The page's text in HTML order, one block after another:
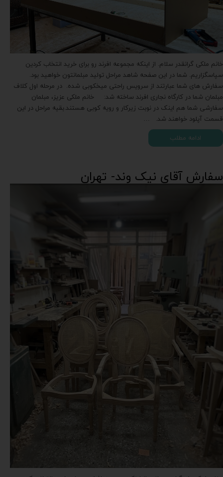
خانم ملکی گرانقدر سلام. از اینکه مجموعه افرند رو برای خرید انتخاب کردین
سپاسگزاریم. شما در این صفحه شاهد مراحل تولید مبلمانتون خواهید بود.
سفارش های شما عبارتند از سرویس راحتی میخکوبی شده. در مرحله اول کلاف
مبلمان شما در کارگاه نجاری افرند ساخته شد: خانم ملکی عزیز، مبلمان
سفارشی شما هم اینک در نوبت زیرکار و رویه کوبی هستند.بقیه مراحل در این
قسمت آپلود خواهند شد. …
ادامه مطلب
سفارش آقای نیک وند- تهران